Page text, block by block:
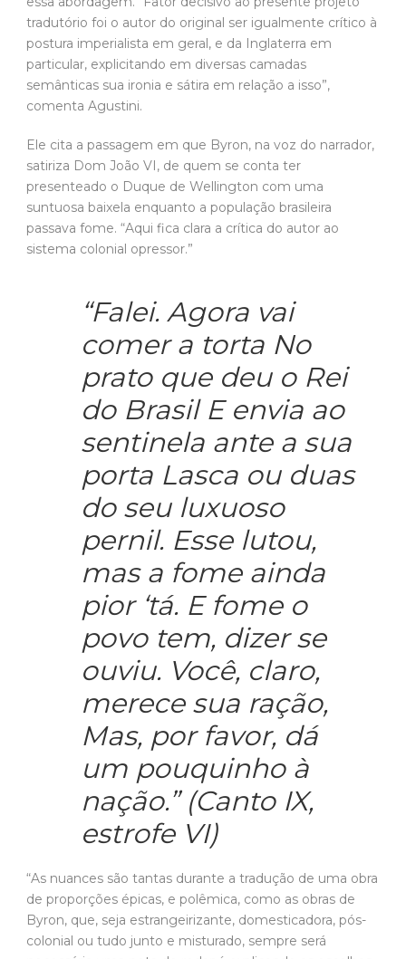
Ele cita a passagem em que Byron, na voz do narrador,
satiriza Dom João VI, de quem se conta ter
presenteado o Duque de Wellington com uma
suntuosa baixela enquanto a população brasileira
passava fome. “Aqui fica clara a crítica do autor ao
“Falei. Agora vai
comer a torta No
prato que deu o Rei
do Brasil E envia ao
sentinela ante a sua
porta Lasca ou duas
do seu luxuoso
pernil. Esse lutou,
mas a fome ainda
pior ‘tá. E fome o
povo tem, dizer se
ouviu. Você, claro,
merece sua ração,
Mas, por favor, dá
um pouquinho à
nação.” (Canto IX,
estrofe VI)
“As nuances são tantas durante a tradução de uma obra
de proporções épicas, e polêmica, como as obras de
Byron, que, seja estrangeirizante, domesticadora, pós-
colonial ou tudo junto e misturado, sempre será
necessária uma nota de rodapé explicando as escolhas
ferramenta domesticadora, mas que abrem espaço ao
tradutor e ao pesquisador para complementarem seus
comentários”, aponta Agustini.